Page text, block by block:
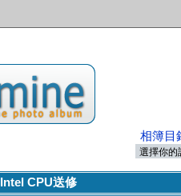
相簿目
Intel CPU送修